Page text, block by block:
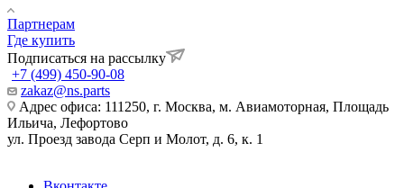
Партнерам
Где купить
Подписаться на рассылку
+7 (499) 450-90-08
zakaz@ns.parts
Адрес офиса: 111250, г. Москва, м. Авиамоторная, Площадь
Ильича, Лефортово
ул. Проезд завода Серп и Молот, д. 6, к. 1